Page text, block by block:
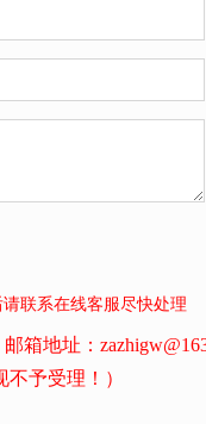
联系在线客服尽快处理
箱地址：
予受理！）